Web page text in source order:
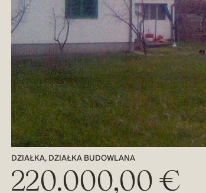
DZIAŁKA, DZIAŁKA BUDOWLANA
220.000,00 €